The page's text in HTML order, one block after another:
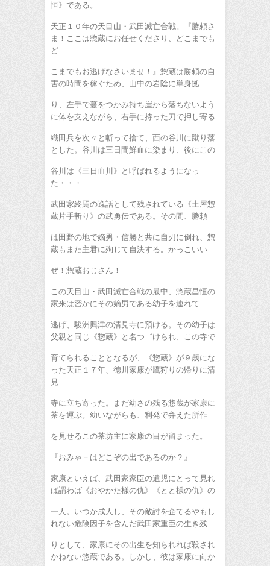
恒》である。
天正１０年の天目山・武田滅亡合戦。『勝頼さ
ま！ここは惣蔵にお任せくださり、どこまでも
ど
こまでもお逃げなさいませ！』惣蔵は勝頼の自
害の時間を稼ぐため、山中の岩陰に単身拠
り、左手で蔓をつかみ持ち崖から落ちないよう
に体を支えながら、右手に持った刀で押し寄る
織田兵を次々と斬って捨て、西の谷川に蹴り落
とした。谷川は三日間鮮血に染まり、後にこの
谷川は《三日血川》と呼ばれるようになっ
た・・・
武田家終焉の逸話として残されている《土屋惣
蔵片手斬り》の武勇伝である。その間、勝頼
は田野の地で嫡男・信勝と共に自刃に倒れ、惣
蔵もまた主君に殉じて自決する。かっこいい
ぜ！惣蔵おじさん！
この天目山・武田滅亡合戦の最中、惣蔵昌恒の
家来は密かにその嫡男である幼子を連れて
逃げ、駿洲興津の清見寺に預ける。その幼子は
父親と同じ《惣蔵》と名つ゛けられ、この寺で
育てられることとなるが、《惣蔵》が９歳にな
った天正１７年、徳川家康が鷹狩りの帰りに清
見
寺に立ち寄った。まだ幼さの残る惣蔵が家康に
茶を運ぶ。幼いながらも、利発で弁えた所作
を見せるこの茶坊主に家康の目が留まった。
『おみゃ－はどこぞの出であるのか？』
家康といえば、武田家家臣の遺児にとって見れ
ば謂わば《おやかた様の仇》《とと様の仇》の
一人。いつか成人し、その敵討を企てるやもし
れない危険因子を含んだ武田家重臣の生き残
りとして、家康にその出生を知られれば殺され
かねない惣蔵である。しかし、彼は家康に向か